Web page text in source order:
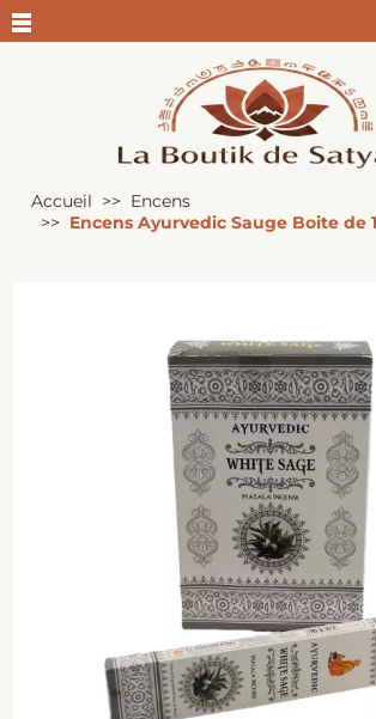
Accueil
Encens
Encens Ayurvedic Sauge Boite de